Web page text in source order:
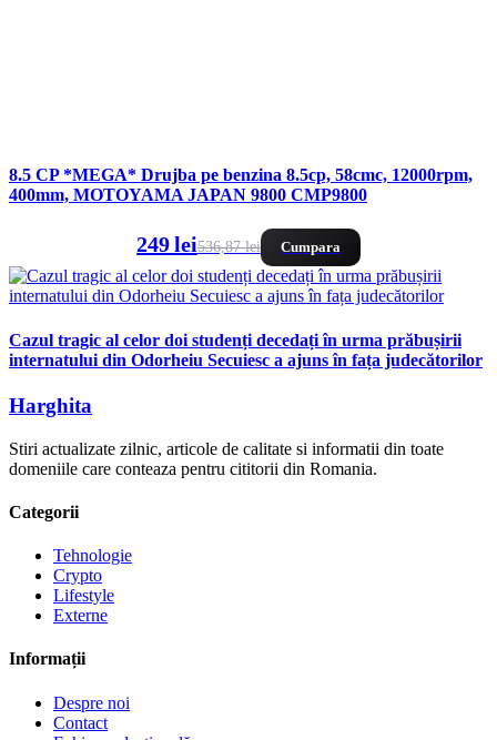
8.5 CP *MEGA* Drujba pe benzina 8.5cp, 58cmc, 12000rpm,
400mm, MOTOYAMA JAPAN 9800 CMP9800
249 lei536,87 lei Cumpara
Cazul tragic al celor doi studenți decedați în urma prăbușirii
internatului din Odorheiu Secuiesc a ajuns în fața judecătorilor
Harghita
Stiri actualizate zilnic, articole de calitate si informatii din toate
domeniile care conteaza pentru cititorii din Romania.
Categorii
Tehnologie
Crypto
Lifestyle
Externe
Informații
Despre noi
Contact